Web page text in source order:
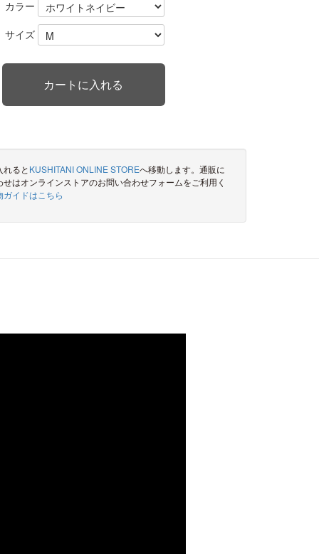
カラー
サイズ
ると KUSHITANI ONLINE STOREへ移動します。通販に
はオンラインストアのお問い合わせフォームをご利用く
ガイドはこちら